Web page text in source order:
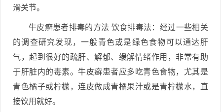
滑关节。
牛皮癣患者排毒的方法 饮食排毒法：经过一些相关
的调查研究发现，一般青色或是绿色食物可以通达肝
气，起到很好的疏肝、解郁、缓解情绪作用，非常有助
于肝脏内的毒素。牛皮癣患者应多吃青色食物，尤其是
青色橘子或柠檬，连皮做成青橘果汁或是青柠檬水，直
接饮用就好。